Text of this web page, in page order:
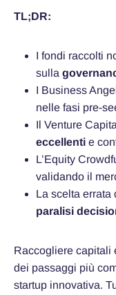
TL;DR:
I fondi raccolti
sulla
I Business
nelle fasi pre-
Il Venture
eccellenti e
L’Equity
validando il
La scelta errata
paralisi
Raccogliere capitali
dei passaggi più
startup innovativa.